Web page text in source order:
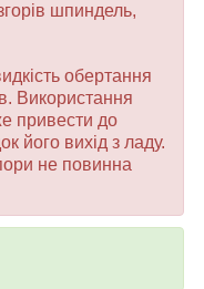
шпиндель,
обертання
Використання
привести до
його вихід з ладу.
не повинна